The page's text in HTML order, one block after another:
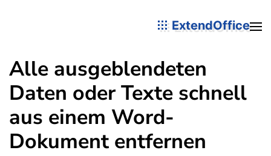
ExtendOffice
Alle ausgeblendeten
Daten oder Texte schnell
aus einem Word-
Dokument entfernen